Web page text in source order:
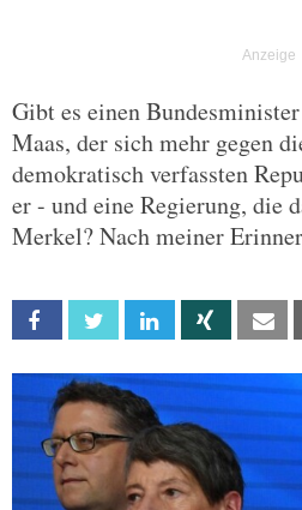
Gibt es einen
Maas, der sich mehr gegen
demokratisch verfassten
er - und eine Regierung, die
Merkel? Nach meiner
Facebook Twitter Linkedin Xing